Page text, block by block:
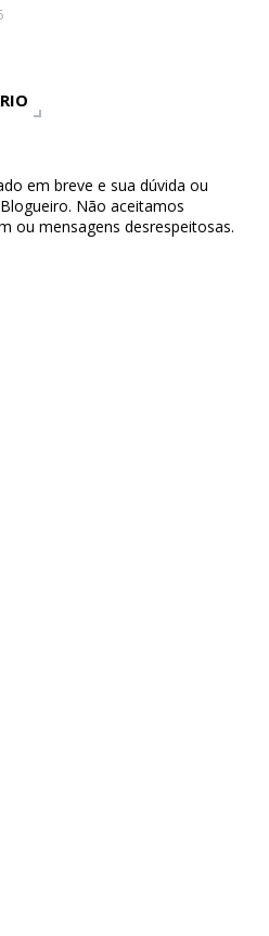
em breve e sua dúvida ou
Não aceitamos
ou mensagens desrespeitosas.